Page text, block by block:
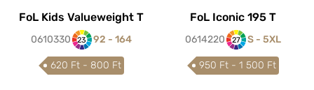
FoL Kids Valueweight T
0610330 23 92 - 164
620 Ft - 800 Ft
FoL Iconic 195 T
0614220 27 S - 5XL
950 Ft - 1 500 Ft